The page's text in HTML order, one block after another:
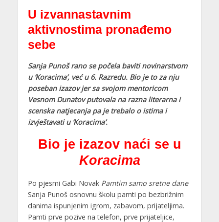
U izvannastavnim
aktivnostima pronađemo
sebe
Sanja Punoš rano se počela baviti novinarstvom
u ‘Koracima’, već u 6. Razredu. Bio je to za nju
poseban izazov jer sa svojom mentoricom
Vesnom Dunatov putovala na razna literarna i
scenska natjecanja pa je trebalo o istima i
izvještavati u ‘Koracima’.
Bio je izazov naći se u
Koracima
Po pjesmi Gabi Novak Pamtim samo sretne dane
Sanja Punoš osnovnu školu pamti po bezbrižnim
danima ispunjenim igrom, zabavom, prijateljima.
Pamti prve pozive na telefon, prve prijateljice,